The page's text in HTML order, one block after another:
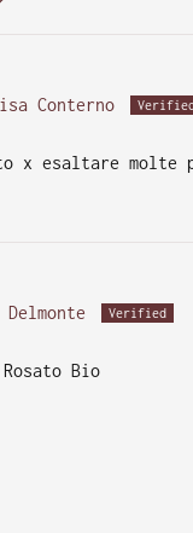
Conterno
x esaltare molte
Bio